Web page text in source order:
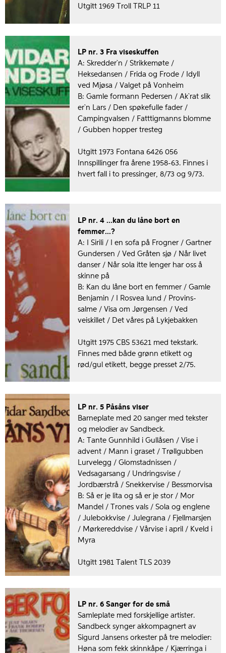
Utgitt 1969 Troll TRLP 11
LP nr. 3 Fra viseskuffen
A: Skredder`n / Strikkemøte /
Heksedansen / Frida og Frode / Idyll
ved Mjøsa / Valget på Vonheim
B: Gamle formann Pedersen / Ak`rat slik
er`n Lars / Den spøkefulle fader /
Campingvalsen / Fatttigmanns blomme
/ Gubben hopper tresteg
Utgitt 1973 Fontana 6426 056
Innspillinger fra årene 1958-63. Finnes i
hvert fall i to pressinger, 8/73 og 9/73.
LP nr. 4 ...kan du låne bort en
femmer...?
A: I Sirili / I en sofa på Frogner / Gartner
Gundersen / Ved Gråten sjø / Når livet
danser / Når sola itte lenger har oss å
skinne på
B: Kan du låne bort en femmer / Gamle
Benjamin / I Rosvea lund / Provins-
salme / Visa om Jørgensen / Ved
veiskillet / Det våres på Lykjebakken
Utgitt 1975 CBS 53621 med tekstark.
Finnes med både grønn etikett og
rød/gul etikett, begge presset 2/75.
LP nr. 5 Påsåns viser
Barneplate med 20 sanger med tekster
og melodier av Sandbeck.
A: Tante Gunnhild i Gullåsen / Vise i
advent / Mann i graset / Trøllgubben
Lurvelegg / Glomstadnissen /
Vedsagarsang / Undringsvise /
Jordbærstrå / Snekkervise / Bessmorvisa
B: Så er je lita og så er je stor / Mor
Mandel / Trones vals / Sola og englene
/ Julebokkvise / Julegrana / Fjellmarsjen
/ Mørkereddvise / Vårvise i april / Kveld i
Myra
Utgitt 1981 Talent TLS 2039
LP nr. 6 Sanger for de små
Samleplate med forskjellige artister.
Sandbeck synger akkompagnert av
Sigurd Jansens orkester på tre melodier:
Høna som fekk skinnkåpe / Kjærringa i